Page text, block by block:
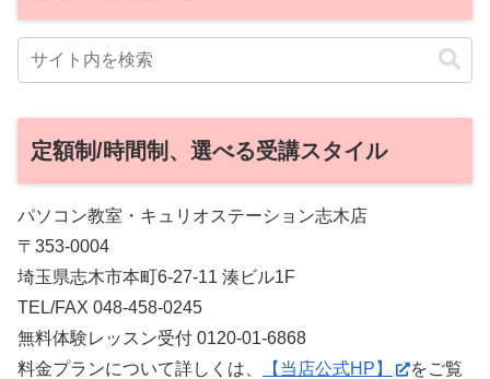
定額制/時間制、選べる受講スタイル
パソコン教室・キュリオステーション志木店
〒353-0004
埼玉県志木市本町6-27-11 湊ビル1F
TEL/FAX 048-458-0245
無料体験レッスン受付 0120-01-6868
料金プランについて詳しくは、
【当店公式HP】
をご覧